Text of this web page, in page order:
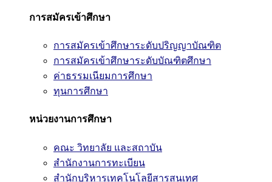
การสมัครเข้าศึกษา
การสมัครเข้าศึกษาระดับปริญญาบัณฑิต
การสมัครเข้าศึกษาระดับบัณฑิตศึกษา
ค่าธรรมเนียมการศึกษา
ทุนการศึกษา
หน่วยงานการศึกษา
คณะ วิทยาลัย และสถาบัน
สำนักงานการทะเบียน
สำนักบริหารเทคโนโลยีสารสนเทศ